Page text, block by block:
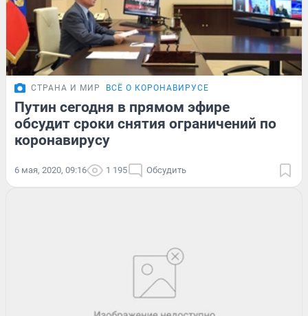
СТРАНА И МИР ВСЁ О КОРОНАВИРУСЕ
Путин сегодня в прямом эфире
обсудит сроки снятия ограничений по
коронавирусу
6 мая, 2020, 09:16 1 195 Обсудить